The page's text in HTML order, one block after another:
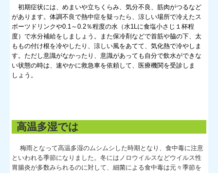
初期症状には、めまいや立ちくらみ、気分不良、筋肉がつるなど
があります。体調不良で熱中症を疑ったら、涼しい場所で冷えたス
ポーツドリンクや0.1～0.2％程度の水（水1Lに食塩小さじ１杯程
度）で水分補給をしましょう。また保冷剤などで首筋や脇の下、太
ももの付け根を冷やしたり、涼しい風をあてて、気化熱で冷やしま
す。ただし意識がなかったり、意識があっても自分で飲水ができな
い状態の時は、速やかに救急車を依頼して、医療機関を受診しま
しょう。
高温多湿では
梅雨となって高温多湿のムシムシした時期となり、食中毒に注意
といわれる季節になりました。冬にはノロウイルスなどウイルス性
胃腸炎が多数みられるのに対して、細菌による食中毒は元々季節を